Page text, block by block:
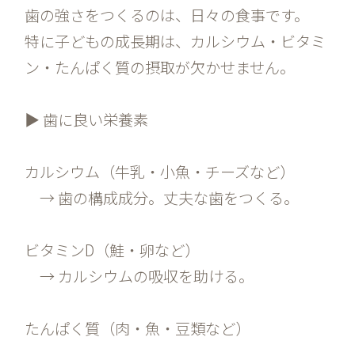
歯の強さをつくるのは、日々の食事です。
特に子どもの成長期は、カルシウム・ビタミ
ン・たんぱく質の摂取が欠かせません。
▶ 歯に良い栄養素
カルシウム（牛乳・小魚・チーズなど）
→ 歯の構成成分。丈夫な歯をつくる。
ビタミンD（鮭・卵など）
→ カルシウムの吸収を助ける。
たんぱく質（肉・魚・豆類など）